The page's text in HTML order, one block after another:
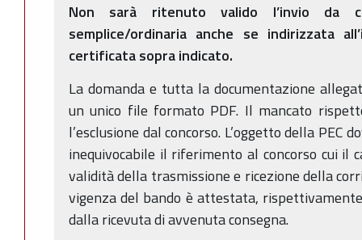
Non sarà ritenuto valido l’invio da
semplice/ordinaria anche se indirizzata
certificata sopra indicato.
La domanda e tutta la documentazione
un unico file formato PDF. Il mancato
l’esclusione dal concorso. L’oggetto della PEC
inequivocabile il riferimento al concorso cui il
validità della trasmissione e ricezione della
vigenza del bando è attestata,
dalla ricevuta di avvenuta consegna.